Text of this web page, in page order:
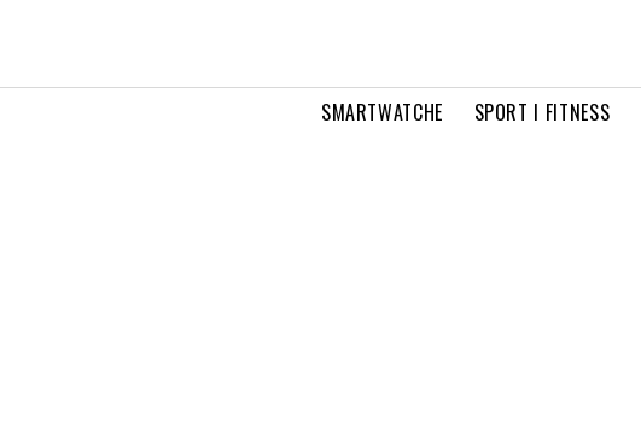
SMARTWATCHE SPORT I FITNESS